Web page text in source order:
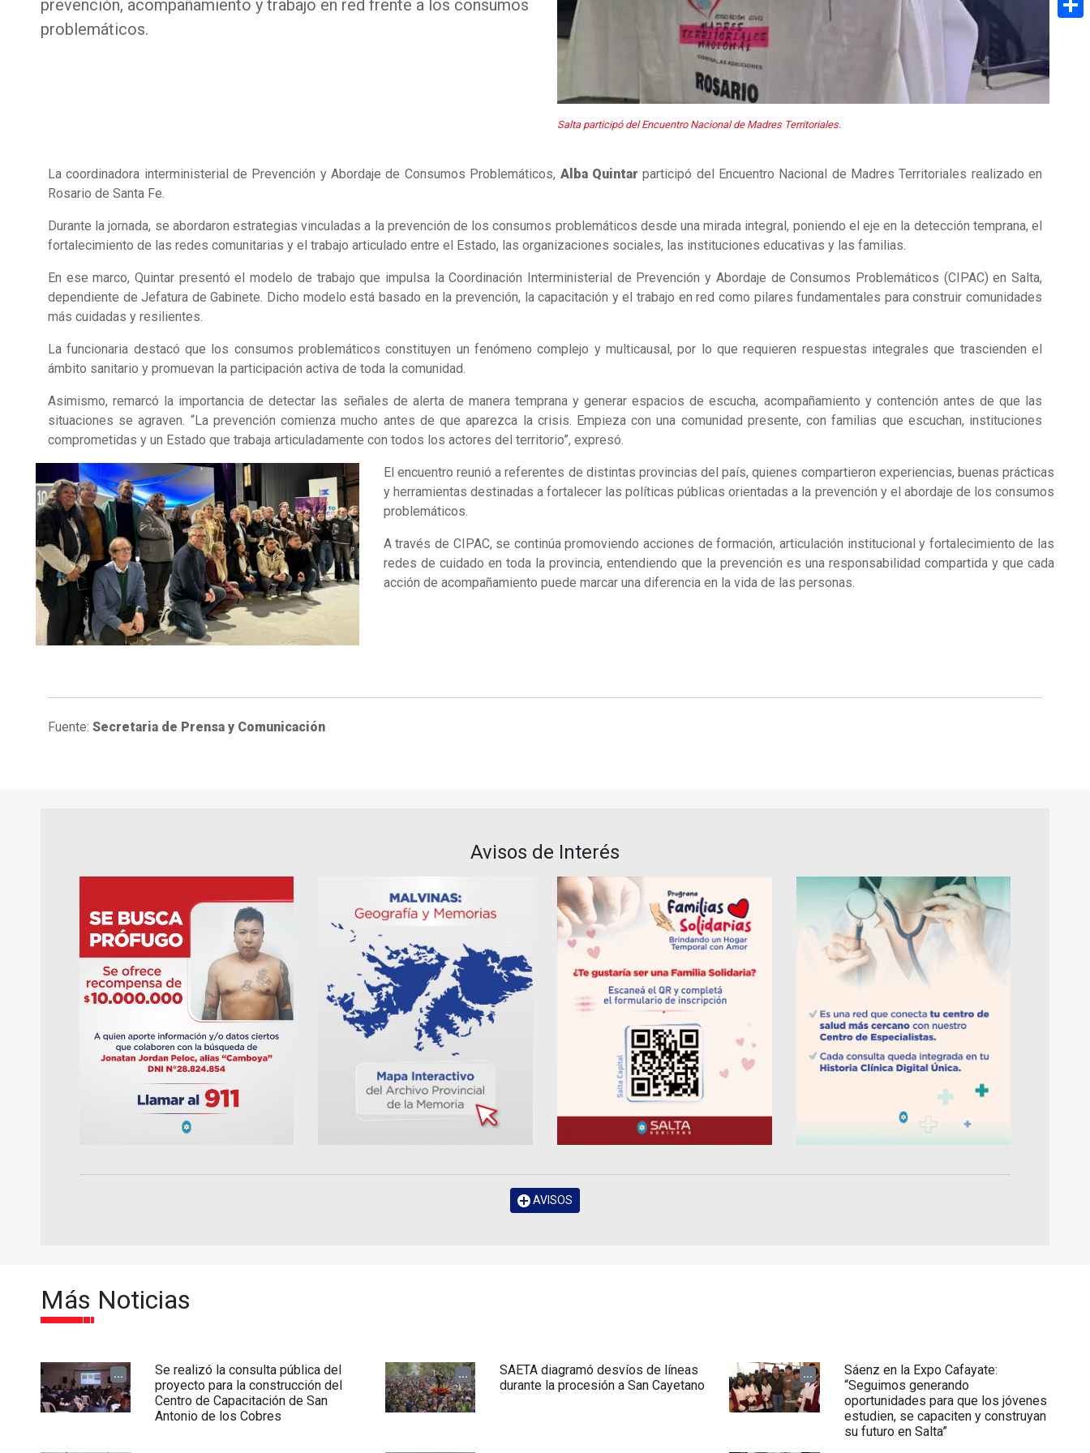
prevención, acompañamiento y trabajo en red frente a los consumos
problemáticos.
Salta participó del Encuentro Nacional de Madres Territoriales.
La coordinadora interministerial de Prevención y Abordaje de Consumos Problemáticos, Alba Quintar participó del Encuentro Nacional de Madres Territoriales realizado en
Rosario de Santa Fe.
Durante la jornada, se abordaron estrategias vinculadas a la prevención de los consumos problemáticos desde una mirada integral, poniendo el eje en la detección temprana, el
fortalecimiento de las redes comunitarias y el trabajo articulado entre el Estado, las organizaciones sociales, las instituciones educativas y las familias.
En ese marco, Quintar presentó el modelo de trabajo que impulsa la Coordinación Interministerial de Prevención y Abordaje de Consumos Problemáticos (CIPAC) en Salta,
dependiente de Jefatura de Gabinete. Dicho modelo está basado en la prevención, la capacitación y el trabajo en red como pilares fundamentales para construir comunidades
más cuidadas y resilientes.
La funcionaria destacó que los consumos problemáticos constituyen un fenómeno complejo y multicausal, por lo que requieren respuestas integrales que trascienden el
ámbito sanitario y promuevan la participación activa de toda la comunidad.
Asimismo, remarcó la importancia de detectar las señales de alerta de manera temprana y generar espacios de escucha, acompañamiento y contención antes de que las
situaciones se agraven. “La prevención comienza mucho antes de que aparezca la crisis. Empieza con una comunidad presente, con familias que escuchan, instituciones
comprometidas y un Estado que trabaja articuladamente con todos los actores del territorio”, expresó.
El encuentro reunió a referentes de distintas provincias del país, quienes compartieron experiencias, buenas prácticas
y herramientas destinadas a fortalecer las políticas públicas orientadas a la prevención y el abordaje de los consumos
problemáticos.
A través de CIPAC, se continúa promoviendo acciones de formación, articulación institucional y fortalecimiento de las
redes de cuidado en toda la provincia, entendiendo que la prevención es una responsabilidad compartida y que cada
acción de acompañamiento puede marcar una diferencia en la vida de las personas.
Fuente: Secretaria de Prensa y Comunicación
Avisos de Interés
AVISOS
Más Noticias
...
Se realizó la consulta pública del
proyecto para la construcción del
Centro de Capacitación de San
Antonio de los Cobres
...
SAETA diagramó desvíos de líneas
durante la procesión a San Cayetano
...
Sáenz en la Expo Cafayate:
“Seguimos generando
oportunidades para que los jóvenes
estudien, se capaciten y construyan
su futuro en Salta”